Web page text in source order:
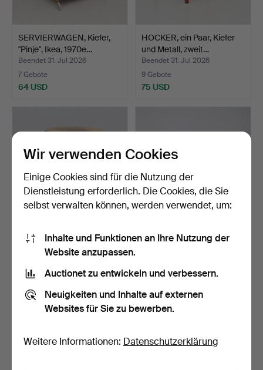
SERVIERWAGEN, Kiefer,
"Pinje", Ikea, 1970e…
Beendet 31. Jul 2026
7 Gebote
64 USD
HOCKER, ein Paar, Kiefer
und Metall, zweit…
Beendet 31. Jul 2026
9 Gebote
75 USD
HOCKER, geschnitztes
Dekor, signiert Esthe…
Beendet 31. Jul 2026
2 Gebote
SERVIERWAGEN, Buche, 2.
Hälfte des 20. Jah…
4 Gebote
Wir verwenden Cookies
Einige Cookies sind für die Nutzung der
Dienstleistung erforderlich. Die Cookies, die Sie
selbst verwalten können, werden verwendet, um:
Inhalte und Funktionen an Ihre Nutzung der
Website anzupassen.
Auctionet zu entwickeln und verbessern.
Neuigkeiten und Inhalte auf externen
Websites für Sie zu bewerben.
Weitere Informationen: Datenschutzerklärung